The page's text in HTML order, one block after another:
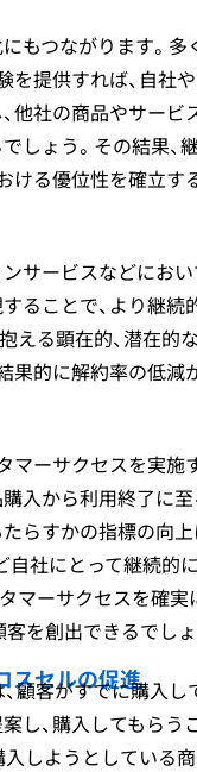
もつながります。多
を提供すれば、自社
他社の商品やサービ
しょう。その結果、
ける優位性を確立す
サービスなどにおい
ることで、より継続
える顕在的、潜在的
果的に解約率の低減
マーサクセスを実施
入から利用終了に
らすかの指標の向
自社にとって継続的
マーサクセスを確実
客を創出できるでしょ
スセルの促進
、顧客がすでに購入
し、購入してもらう
入しようとしている